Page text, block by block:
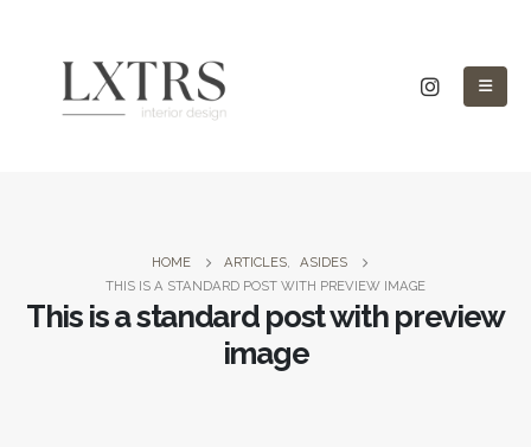
HOME ARTICLES,
ASIDES
THIS IS A STANDARD POST WITH PREVIEW IMAGE
This is a standard post with preview
image